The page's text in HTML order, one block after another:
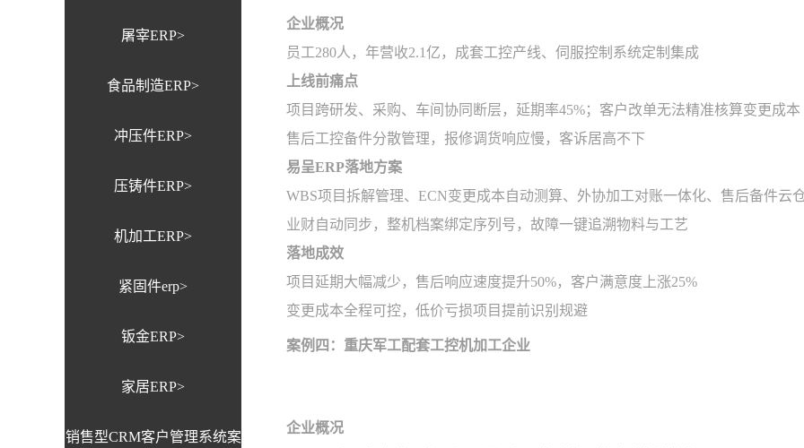
屠宰ERP>
食品制造ERP>
冲压件ERP>
压铸件ERP>
机加工ERP>
紧固件erp>
钣金ERP>
家居ERP>
销售型CRM客户管理系统案
企业概况
员工280人，年营收2.1亿，成套工控产线、伺服控制系统定制集成
上线前痛点
项目跨研发、采购、车间协同断层，延期率45%；客户改单无法精准核算变更成本
售后工控备件分散管理，报修调货响应慢，客诉居高不下
易呈ERP落地方案
WBS项目拆解管理、ECN变更成本自动测算、外协加工对账一体化、售后备件云
业财自动同步，整机档案绑定序列号，故障一键追溯物料与工艺
落地成效
项目延期大幅减少，售后响应速度提升50%，客户满意度上涨25%
变更成本全程可控，低价亏损项目提前识别规避
案例四：重庆军工配套工控机加工企业
企业概况